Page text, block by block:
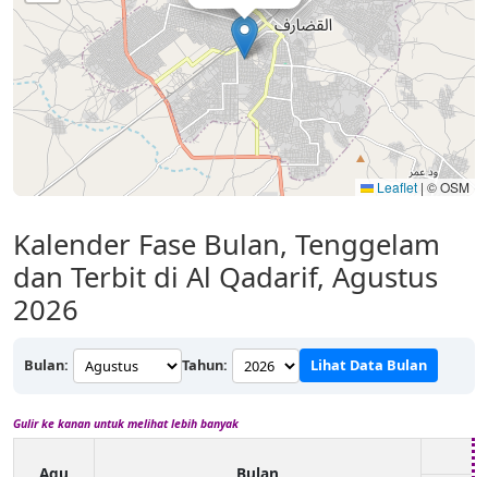
Leaflet | © OSM
Kalender Fase Bulan, Tenggelam
dan Terbit di Al Qadarif, Agustus
2026
Bulan: Tahun: Lihat Data Bulan
Gulir ke kanan untuk melihat lebih banyak